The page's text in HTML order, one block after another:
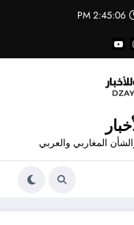
2:45:06 PM
المغاربي والعربي